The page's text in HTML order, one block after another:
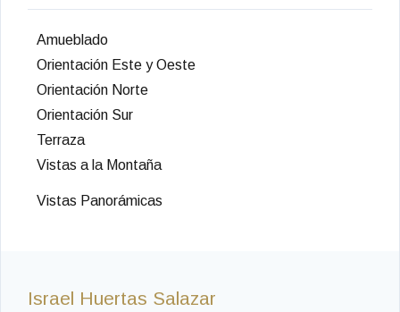
Amueblado
Orientación Este y Oeste
Orientación Norte
Orientación Sur
Terraza
Vistas a la Montaña
Vistas Panorámicas
Israel Huertas Salazar